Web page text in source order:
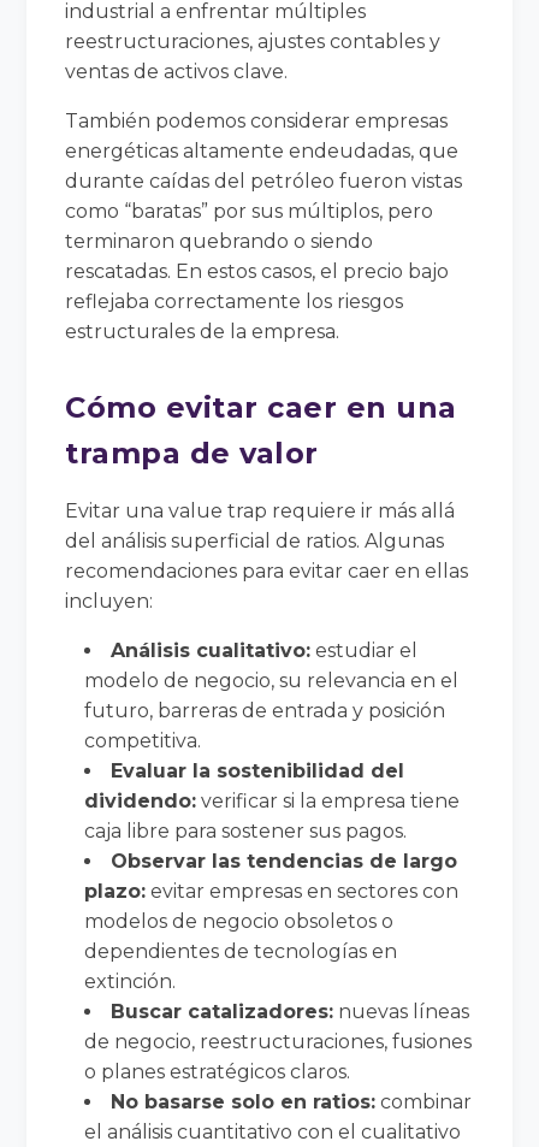
industrial a enfrentar múltiples
reestructuraciones, ajustes contables y
ventas de activos clave.
También podemos considerar empresas
energéticas altamente endeudadas, que
durante caídas del petróleo fueron vistas
como “baratas” por sus múltiplos, pero
terminaron quebrando o siendo
rescatadas. En estos casos, el precio bajo
reflejaba correctamente los riesgos
estructurales de la empresa.
Cómo evitar caer en una
trampa de valor
Evitar una value trap requiere ir más allá
del análisis superficial de ratios. Algunas
recomendaciones para evitar caer en ellas
incluyen:
Análisis cualitativo: estudiar el
modelo de negocio, su relevancia en el
futuro, barreras de entrada y posición
competitiva.
Evaluar la sostenibilidad del
dividendo: verificar si la empresa tiene
caja libre para sostener sus pagos.
Observar las tendencias de largo
plazo: evitar empresas en sectores con
modelos de negocio obsoletos o
dependientes de tecnologías en
extinción.
Buscar catalizadores: nuevas líneas
de negocio, reestructuraciones, fusiones
o planes estratégicos claros.
No basarse solo en ratios: combinar
el análisis cuantitativo con el cualitativo